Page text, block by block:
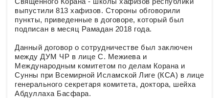
выпустили 813 хафизов. Стороны обговорили
пункты, приведенные в договоре, который был
подписан в месяц Рамадан 2018 года.
Данный договор о сотрудничестве был заключен
между ДУМ ЧР в лице С. Межиева и
Международным комитетом по делам Корана и
Сунны при Всемирной Исламской Лиге (КСА) в лице
генерального секретаря комитета, доктора, шейха
Абдуллаха Басфара.